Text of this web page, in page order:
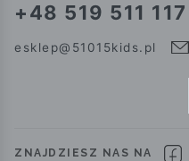
+48 519 511 117
esklep@51015kids.pl
ZNAJDZIESZ NAS NA